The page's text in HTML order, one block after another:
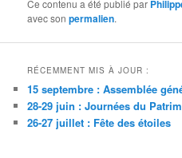
Ce contenu a été publié par
avec sonpermalien.
RÉCEMMENT MIS À JOUR :
15 septembre : Assemblée
28-29 juin : Journées du
26-27 juillet : Fête des étoiles